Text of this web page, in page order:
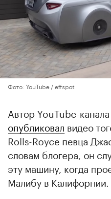
Фото: YouTube / effspot
Автор YouTube-
опубликовал видео
Rolls-Royce певца
словам блогера, он
эту машину, когда
Малибу в Калифорнии.